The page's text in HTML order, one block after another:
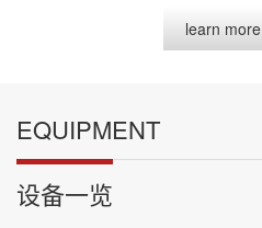
learn more
EQUIPMENT
设备一览